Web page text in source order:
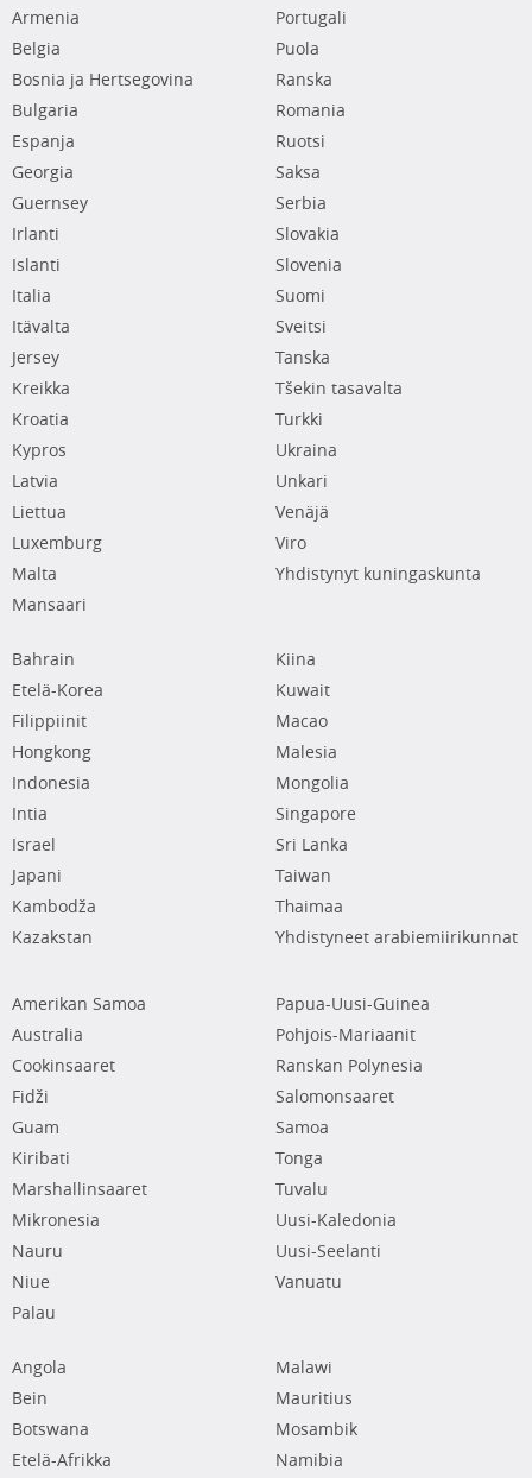
Armenia
Belgia
Bosnia ja Hertsegovina
Bulgaria
Espanja
Georgia
Guernsey
Irlanti
Islanti
Italia
Itävalta
Jersey
Kreikka
Kroatia
Kypros
Latvia
Liettua
Luxemburg
Malta
Mansaari
Portugali
Puola
Ranska
Romania
Ruotsi
Saksa
Serbia
Slovakia
Slovenia
Suomi
Sveitsi
Tanska
Tšekin tasavalta
Turkki
Ukraina
Unkari
Venäjä
Viro
Yhdistynyt kuningaskunta
Bahrain
Etelä-Korea
Filippiinit
Hongkong
Indonesia
Intia
Israel
Japani
Kambodža
Kazakstan
Kiina
Kuwait
Macao
Malesia
Mongolia
Singapore
Sri Lanka
Taiwan
Thaimaa
Yhdistyneet arabiemiirikunnat
Amerikan Samoa
Australia
Cookinsaaret
Fidži
Guam
Kiribati
Marshallinsaaret
Mikronesia
Nauru
Niue
Palau
Papua-Uusi-Guinea
Pohjois-Mariaanit
Ranskan Polynesia
Salomonsaaret
Samoa
Tonga
Tuvalu
Uusi-Kaledonia
Uusi-Seelanti
Vanuatu
Angola
Bein
Botswana
Etelä-Afrikka
Malawi
Mauritius
Mosambik
Namibia